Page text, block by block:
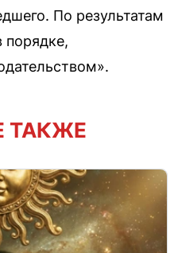
По результатам
порядке,
ТАКЖЕ